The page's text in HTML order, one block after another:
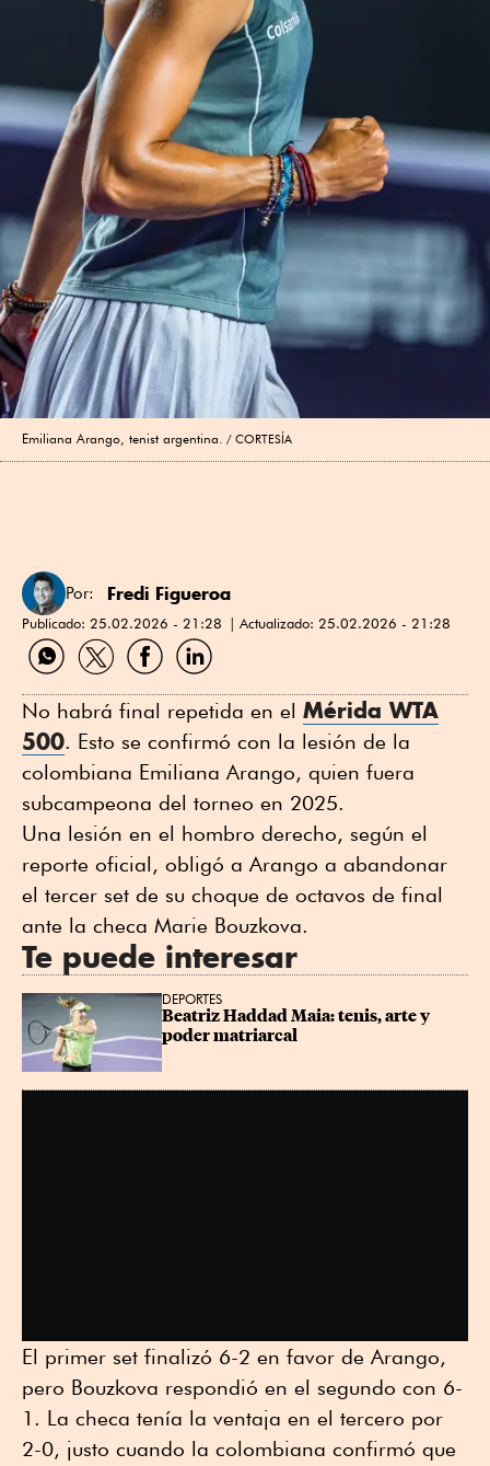
Emiliana Arango, tenist argentina. CORTESÍA
Por: Fredi Figueroa
Publicado: 25.02.2026 - 21:28 Actualizado: 25.02.2026 - 21:28
Compartir
por
Compartir
por
Compartir
por
Compartir
por
No habrá final repetida en el Mérida WTA
500. Esto se confirmó con la lesión de la
colombiana Emiliana Arango, quien fuera
subcampeona del torneo en 2025.
Una lesión en el hombro derecho, según el
reporte oficial, obligó a Arango a abandonar
el tercer set de su choque de octavos de final
ante la checa Marie Bouzkova.
Te puede interesar
DEPORTES
Beatriz Haddad Maia: tenis, arte y
poder matriarcal
El primer set finalizó 6-2 en favor de Arango,
pero Bouzkova respondió en el segundo con 6-
1. La checa tenía la ventaja en el tercero por
2-0, justo cuando la colombiana confirmó que